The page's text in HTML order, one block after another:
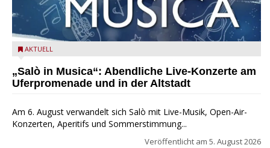
Salò in Musica 2026
AKTUELL
„Salò in Musica“: Abendliche Live-Konzerte am
Uferpromenade und in der Altstadt
Am 6. August verwandelt sich Salò mit Live-Musik, Open-Air-
Konzerten, Aperitifs und Sommerstimmung...
Veröffentlicht am 5. August 2026